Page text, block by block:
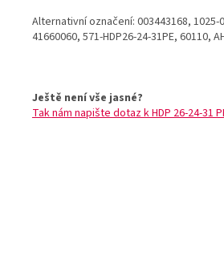
Alternativní označení: 003443168, 1025-
41660060, 571-HDP26-24-31PE, 60110,
Ještě není vše jasné?
Tak nám napište dotaz k HDP 26-24-31